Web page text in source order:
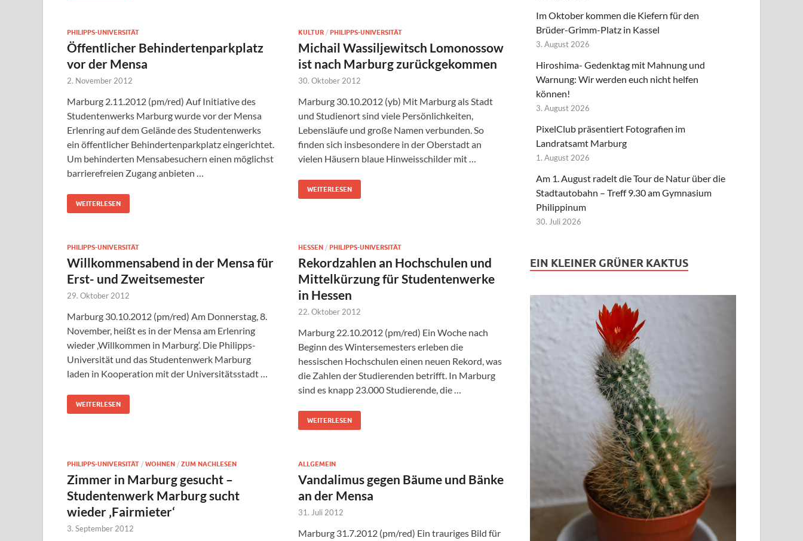
PHILIPPS-UNIVERSITÄT
Öffentlicher Behindertenparkplatz
vor der Mensa
2. November 2012
Marburg 2.11.2012 (pm/red) Auf Initiative des
Studentenwerks Marburg wurde vor der Mensa
Erlenring auf dem Gelände des Studentenwerks
ein öffentlicher Behindertenparkplatz eingerichtet.
Um behinderten Mensabesuchern einen möglichst
barrierefreien Zugang anbieten …
WEITERLESEN
KULTUR / PHILIPPS-UNIVERSITÄT
Michail Wassiljewitsch Lomonossow
ist nach Marburg zurückgekommen
30. Oktober 2012
Marburg 30.10.2012 (yb) Mit Marburg als Stadt
und Studienort sind viele Persönlichkeiten,
Lebensläufe und große Namen verbunden. So
finden sich insbesondere in der Oberstadt an
vielen Häusern blaue Hinweisschilder mit …
WEITERLESEN
PHILIPPS-UNIVERSITÄT
Willkommensabend in der Mensa für
Erst- und Zweitsemester
29. Oktober 2012
Marburg 30.10.2012 (pm/red) Am Donnerstag, 8.
November, heißt es in der Mensa am Erlenring
wieder ‚Willkommen in Marburg‘. Die Philipps-
Universität und das Studentenwerk Marburg
laden in Kooperation mit der Universitätsstadt …
WEITERLESEN
HESSEN / PHILIPPS-UNIVERSITÄT
Rekordzahlen an Hochschulen und
Mittelkürzung für Studentenwerke
in Hessen
22. Oktober 2012
Marburg 22.10.2012 (pm/red) Ein Woche nach
Beginn des Wintersemesters erleben die
hessischen Hochschulen einen neuen Rekord, was
die Zahlen der Studierenden betrifft. In Marburg
sind es knapp 23.000 Studierende, die …
WEITERLESEN
PHILIPPS-UNIVERSITÄT / WOHNEN / ZUM NACHLESEN
Zimmer in Marburg gesucht –
Studentenwerk Marburg sucht
wieder ‚Fairmieter‘
3. September 2012
ALLGEMEIN
Vandalimus gegen Bäume und Bänke
an der Mensa
31. Juli 2012
Marburg 31.7.2012 (pm/red) Ein trauriges Bild für
Im Oktober kommen die Kiefern für den
Brüder-Grimm-Platz in Kassel
3. August 2026
Hiroshima- Gedenktag mit Mahnung und
Warnung: Wir werden euch nicht helfen
können!
3. August 2026
PixelClub präsentiert Fotografien im
Landratsamt Marburg
1. August 2026
Am 1. August radelt die Tour de Natur über die
Stadtautobahn – Treff 9.30 am Gymnasium
Philippinum
30. Juli 2026
EIN KLEINER GRÜNER KAKTUS